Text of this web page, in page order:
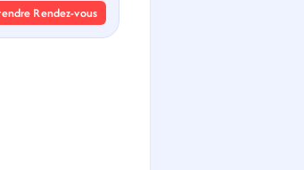
Rendez-vous